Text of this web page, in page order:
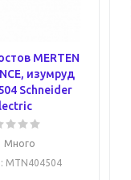
MERTEN
изумруд
Schneider
Много
: MTN404504